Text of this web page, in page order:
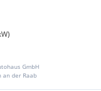
GmbH
an der Raab